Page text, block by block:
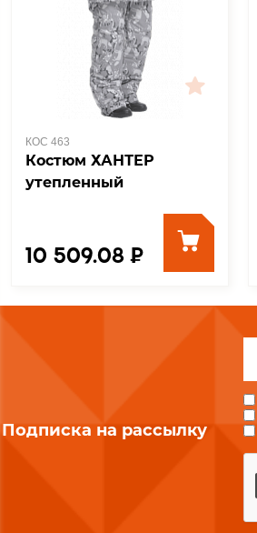
КОС 463
Костюм ХАНТЕР
утепленный
10 509.08 ₽
Подписка на рассылку